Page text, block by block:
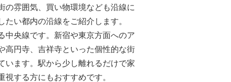
の雰囲気、買い物環境なども沿線に
い都内の沿線をご紹介します。
中央線です。新宿や東京方面へのア
高円寺、吉祥寺といった個性的な街
います。駅から少し離れるだけで家
する方にもおすすめです。